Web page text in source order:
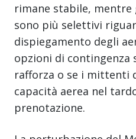
rimane stabile,
sono più selettivi
dispiegamento degli
opzioni di contingenza
rafforza o se i mittenti
capacità aerea nel
prenotazione.